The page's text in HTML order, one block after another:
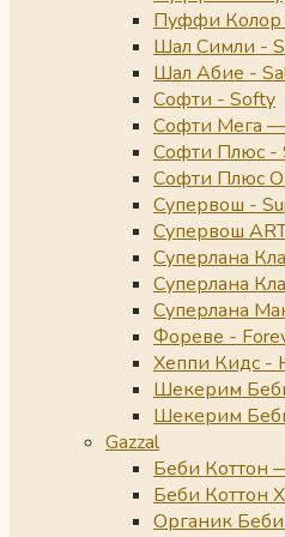
Пуффи Колор
Шал Симли -
Шал Абие -
Софти - Softy
Софти Мега
Софти Плюс -
Софти Плюс
Супервош -
Супервош
Суперлана
Суперлана
Суперлана
Фореве -
Хеппи Кидс -
Шекерим
Шекерим
Gazzal
Беби Коттон
Беби Коттон
Органик